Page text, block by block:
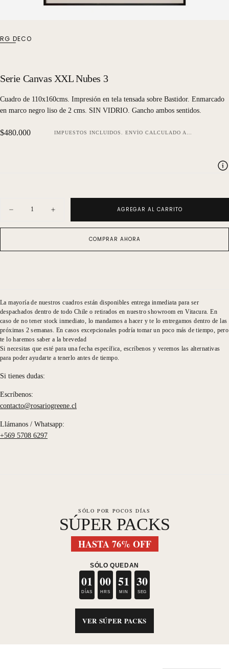
RG DECO
Serie Canvas XXL Nubes 3
Cuadro de 110x160cms. Impresión en tela tensada sobre Bastidor. Enmarcado
en marco negro liso de 2 cms. SIN VIDRIO. Gancho ambos sentidos.
Precio
$480.000 IMPUESTOS INCLUIDOS. ENVÍO CALCULADO AL FINALIZAR LA COMPRA.
Disminuir
para
XXL
Aumentar
cantidad
para
XXL
AGREGAR AL CARRITO
COMPRAR AHORA
La mayoría de nuestros cuadros están disponibles entrega inmediata para ser
despachados dentro de todo Chile o retirados en nuestro showroom en Vitacura. En
caso de no tener stock inmediato, lo mandamos a hacer y te lo entregamos dentro de las
próximas 2 semanas. En casos excepcionales podría tomar un poco más de tiempo, pero
te lo haremos saber a la brevedad
Si necesitas que esté para una fecha específica, escríbenos y veremos las alternativas
para poder ayudarte a tenerlo antes de tiempo.
Si tienes dudas:
Escríbenos:
contacto@rosariogreene.cl
Llámanos / Whatsapp:
+569 5708 6297
SÓLO POR POCOS DÍAS
SÚPER PACKS
HASTA 76% OFF
SÓLO QUEDAN
01
DÍAS
00
HRS
51
MIN
30
SEG
VER SÚPER PACKS